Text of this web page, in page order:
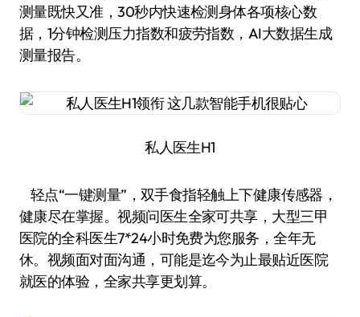
测量既快又准，30秒内快速检测身体各项核心数
据，1分钟检测压力指数和疲劳指数，AI大数据生成
测量报告。
私人医生H1
轻点“一键测量”，双手食指轻触上下健康传感器，
健康尽在掌握。视频问医生全家可共享，大型三甲
医院的全科医生7*24小时免费为您服务，全年无
休。视频面对面沟通，可能是迄今为止最贴近医院
就医的体验，全家共享更划算。